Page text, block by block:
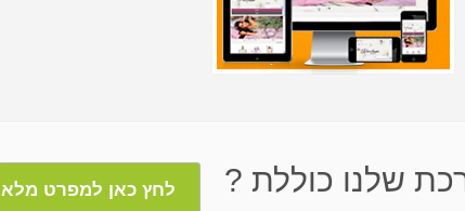
שלנו כוללת ? לחץ כאן למפרט מלא